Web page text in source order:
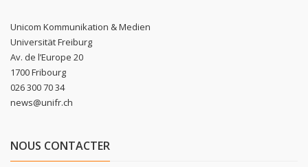
Unicom Kommunikation & Medien
Universität Freiburg
Av. de l’Europe 20
1700 Fribourg
026 300 70 34
news@unifr.ch
NOUS CONTACTER